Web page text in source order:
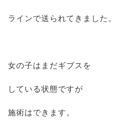
ラインで送られてきました。
女の子はまだギブスを
している状態ですが
施術はできます。